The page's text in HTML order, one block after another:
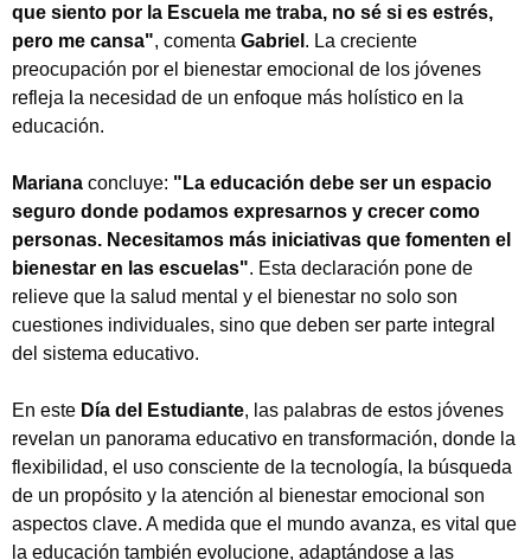
que siento por la Escuela me traba, no sé si es estrés,
pero me cansa", comenta Gabriel . La creciente
preocupación por el bienestar emocional de los jóvenes
refleja la necesidad de un enfoque más holístico en la
educación.
Mariana concluye: "La educación debe ser un espacio
seguro donde podamos expresarnos y crecer como
personas. Necesitamos más iniciativas que fomenten el
bienestar en las escuelas". Esta declaración pone de
relieve que la salud mental y el bienestar no solo son
cuestiones individuales, sino que deben ser parte integral
del sistema educativo.
En este Día del Estudiante, las palabras de estos jóvenes
revelan un panorama educativo en transformación, donde la
flexibilidad, el uso consciente de la tecnología, la búsqueda
de un propósito y la atención al bienestar emocional son
aspectos clave. A medida que el mundo avanza, es vital que
la educación también evolucione, adaptándose a las